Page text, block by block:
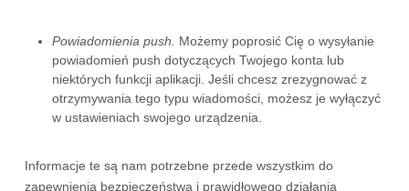
Powiadomienia push.
Możemy poprosić Cię o wysyłanie
powiadomień push dotyczących Twojego konta lub
niektórych funkcji aplikacji. Jeśli chcesz zrezygnować z
otrzymywania tego typu wiadomości, możesz je wyłączyć
w ustawieniach swojego urządzenia.
Informacje te są nam potrzebne przede wszystkim do
zapewnienia bezpieczeństwa i prawidłowego działania